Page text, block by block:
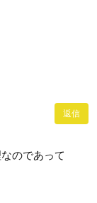
返信
のであって